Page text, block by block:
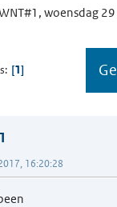
woensdag
1
16:20:28